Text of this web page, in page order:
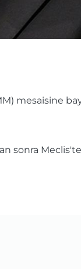
mesaisine
sonra